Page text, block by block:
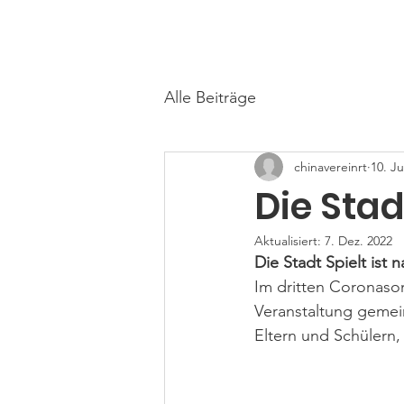
Alle Beiträge
Die
chinavereinrt 10.
Aktualisiert: 7. Dez. 2022
Die Stadt Spielt ist
Im dritten
Veranstaltung
Eltern und